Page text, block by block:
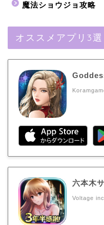
魔法ショウジョ攻略
オススメアプリ3選
六本木
Voltage inc.